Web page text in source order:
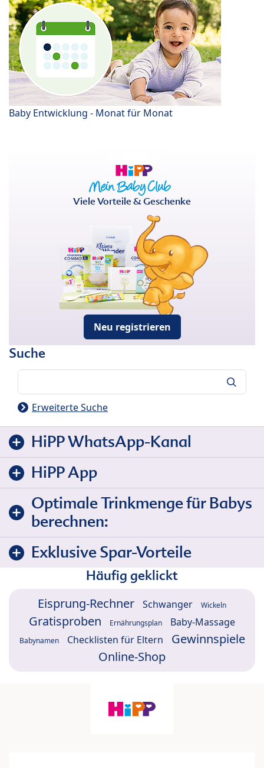
Baby Entwicklung - Monat für Monat
Viele Vorteile & Geschenke
Neu registrieren
Suche
Erweiterte Suche
HiPP WhatsApp-Kanal
HiPP App
Optimale Trinkmenge für Babys
berechnen:
Exklusive Spar-Vorteile
Häufig geklickt
Eisprung-Rechner Schwanger Wickeln
Gratisproben Ernährungsplan Baby-Massage
Babynamen Checklisten für Eltern
Gewinnspiele
Online-Shop